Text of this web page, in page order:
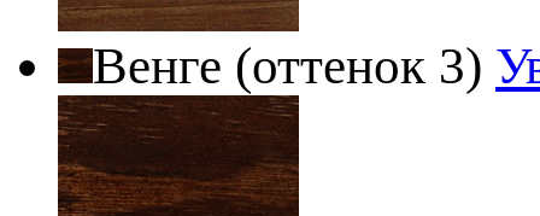
Венге (оттенок 3)